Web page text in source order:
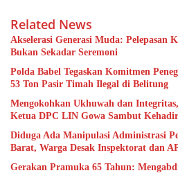
Related News
Akselerasi Generasi Muda: Pelepasan
Bukan Sekadar Seremoni
Polda Babel Tegaskan Komitmen
53 Ton Pasir Timah Ilegal di Belitung
Mengokohkan Ukhuwah dan
Ketua DPC LIN Gowa Sambut
Diduga Ada Manipulasi Administrasi
Barat, Warga Desak Inspektorat dan
Gerakan Pramuka 65 Tahun: